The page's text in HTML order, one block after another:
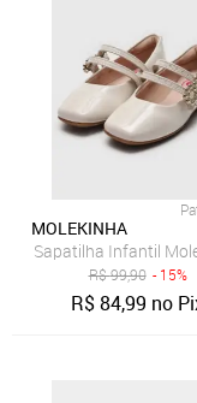
MOLEKINHA
Sapatilha Infantil
R$99,90 - 15%
R$84,99 no